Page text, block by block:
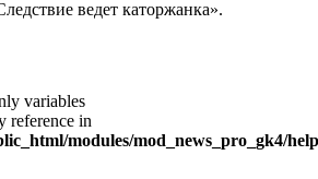
ведет каторжанка».
variables
reference in
modules/mod_news_pro_gk4/